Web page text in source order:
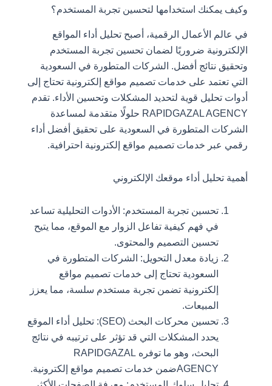
وكيف يمكنك استخدامها لتحسين تجربة المستخدم؟
في عالم الأعمال الرقمية، أصبح تحليل أداء المواقع
الإلكترونية ضروريًا لضمان تحسين تجربة المستخدم
وتحقيق نتائج أفضل. الشركات المتطورة في السعودية
التي تعتمد على خدمات تصميم مواقع إلكترونية تحتاج إلى
أدوات تحليل قوية لتحديد المشكلات وتحسين الأداء. تقدم
RAPIDGAZAL AGENCY حلولًا متقدمة لمساعدة
الشركات المتطورة في السعودية على تحقيق أفضل أداء
رقمي عبر خدمات تصميم مواقع إلكترونية احترافية.
أهمية تحليل أداء موقعك الإلكتروني
تحسين تجربة المستخدم: الأدوات التحليلية تساعد
في فهم كيفية تفاعل الزوار مع الموقع، مما يتيح
تحسين التصميم والمحتوى.
زيادة معدل التحويل: الشركات المتطورة في
السعودية تحتاج إلى خدمات تصميم مواقع
إلكترونية تضمن تجربة مستخدم سلسة، مما يعزز
المبيعات.
تحسين محركات البحث (SEO): تحليل أداء الموقع
يحدد المشكلات التي قد تؤثر على ترتيبه في نتائج
البحث، وهو ما توفره RAPIDGAZAL
AGENCYضمن خدمات تصميم مواقع إلكترونية.